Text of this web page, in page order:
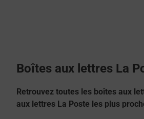
Boîtes aux lettres La
Retrouvez toutes les boîtes aux
aux lettres La Poste les plus